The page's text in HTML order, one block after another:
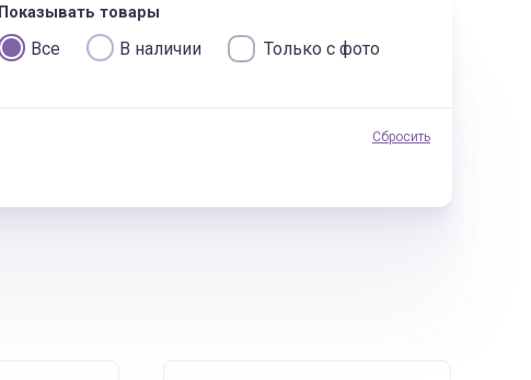
Показывать товары
Все В наличии Только с фото
Сбросить